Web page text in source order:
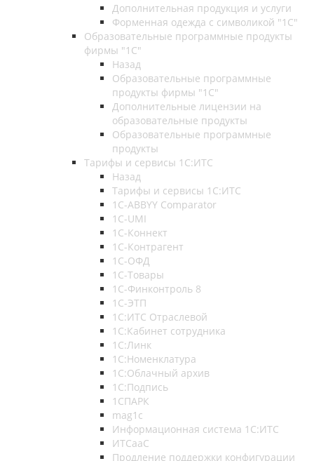
Дополнительная продукция и услуги
Форменная одежда с символикой "1С"
Образовательные программные продукты
фирмы "1С"
Назад
Образовательные программные
продукты фирмы "1С"
Дополнительные лицензии на
образовательные продукты
Образовательные программные
продукты
Тарифы и сервисы 1С:ИТС
Назад
Тарифы и сервисы 1С:ИТС
1С-ABBYY Comparator
1С-UMI
1С-Коннект
1С-Контрагент
1С-ОФД
1С-Товары
1С-Финконтроль 8
1С-ЭТП
1С:ИТС Отраслевой
1С:Кабинет сотрудника
1С:Линк
1С:Номенклатура
1С:Облачный архив
1С:Подпись
1СПАРК
mag1c
Информационная система 1С:ИТС
ИТСааС
Продление поддержки конфигурации